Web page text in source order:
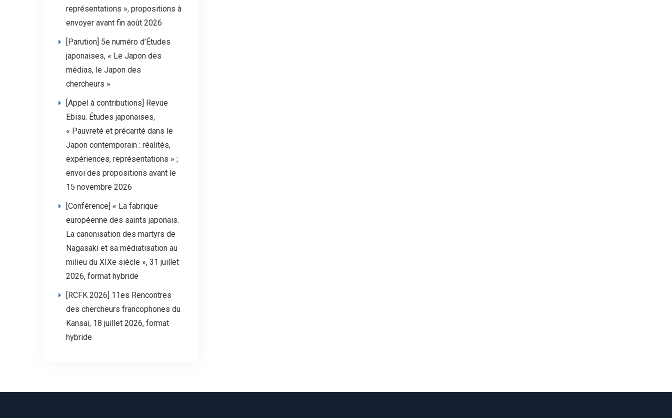
représentations », propositions à
envoyer avant fin août 2026
[Parution] 5e numéro d’Études
japonaises, « Le Japon des
médias, le Japon des
chercheurs »
[Appel à contributions] Revue
Ebisu. Études japonaises,
« Pauvreté et précarité dans le
Japon contemporain : réalités,
expériences, représentations » ;
envoi des propositions avant le
15 novembre 2026
[Conférence] « La fabrique
européenne des saints japonais.
La canonisation des martyrs de
Nagasaki et sa médiatisation au
milieu du XIXe siècle », 31 juillet
2026, format hybride
[RCFK 2026] 11es Rencontres
des chercheurs francophones du
Kansai, 18 juillet 2026, format
hybride